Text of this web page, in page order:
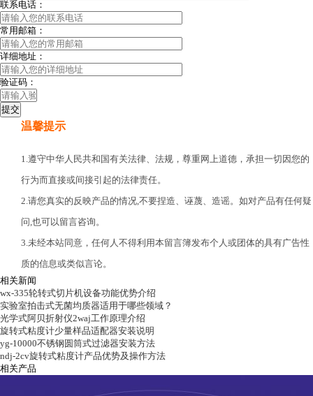
联系电话：
常用邮箱：
详细地址：
验证码：
温馨提示
1.遵守中华人民共和国有关法律、法规，尊重网上道德，承担一切因您的
行为而直接或间接引起的法律责任。
2.请您真实的反映产品的情况,不要捏造、诬蔑、造谣。如对产品有任何疑
问,也可以留言咨询。
3.未经本站同意，任何人不得利用本留言簿发布个人或团体的具有广告性
质的信息或类似言论。
相关新闻
wx-335轮转式切片机设备功能优势介绍
实验室拍击式无菌均质器适用于哪些领域？
光学式阿贝折射仪2waj工作原理介绍
旋转式粘度计少量样品适配器安装说明
yg-10000不锈钢圆筒式过滤器安装方法
ndj-2cv旋转式粘度计产品优势及操作方法
相关产品